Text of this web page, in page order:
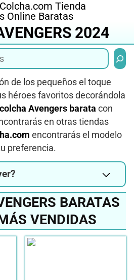
2024
de los pequeños el toque
héroes favoritos decorándola
colcha Avengers barata con
en otras tiendas
encontrarás el modelo
preferencia.
BARATAS
VENDIDAS